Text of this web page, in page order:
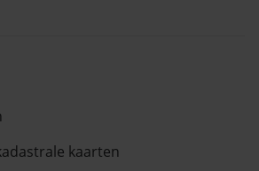
kaarten